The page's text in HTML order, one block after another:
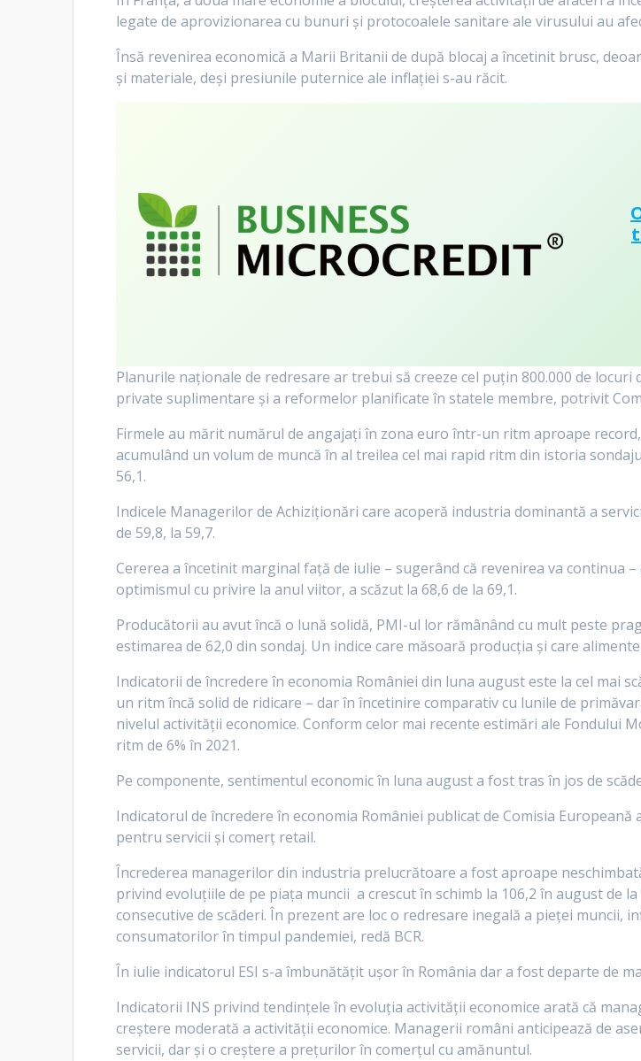
legate de aprovizionarea cu bunuri și protocoalele sanitare ale virusului au
Însă revenirea economică a Marii Britanii de după blocaj a încetinit brusc,
și materiale, deși presiunile puternice ale inflației s-au răcit.
Planurile naționale de redresare ar trebui să creeze cel puțin 800.000 de
private suplimentare și a reformelor planificate în statele membre, potrivit
Firmele au mărit numărul de angajați în zona euro într-un ritm aproape
acumulând un volum de muncă în al treilea cel mai rapid ritm din istoria
56,1.
Indicele Managerilor de Achiziționări care acoperă industria dominantă a
de 59,8, la 59,7.
Cererea a încetinit marginal față de iulie – sugerând că revenirea va
optimismul cu privire la anul viitor, a scăzut la 68,6 de la 69,1.
Producătorii au avut încă o lună solidă, PMI-ul lor rămânând cu mult peste
estimarea de 62,0 din sondaj. Un indice care măsoară producția și care
Indicatorii de încredere în economia României din luna august este la cel mai
un ritm încă solid de ridicare – dar în încetinire comparativ cu lunile de
nivelul activităţii economice. Conform celor mai recente estimări ale Fondului
ritm de 6% în 2021.
Pe componente, sentimentul economic în luna august a fost tras în jos de
Indicatorul de încredere în economia României publicat de Comisia
pentru servicii şi comerţ retail.
Încrederea managerilor din industria prelucrătoare a fost aproape
privind evoluţiile de pe piaţa muncii a crescut în schimb la 106,2 în august de
consecutive de scăderi. În prezent are loc o redresare inegală a pieţei
consumatorilor în timpul pandemiei, redă BCR.
În iulie indicatorul ESI s-a îmbunătăţit uşor în România dar a fost departe de
Indicatorii INS privind tendinţele în evoluţia activităţii economice arată că
creştere moderată a activităţii economice. Managerii români anticipează de
servicii, dar şi o creştere a preţurilor în comerţul cu amănuntul.